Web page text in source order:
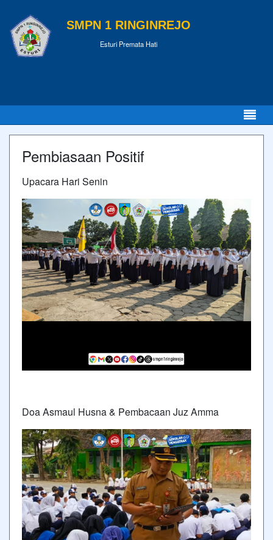
SMPN 1 RINGINREJO
Esturi Premata Hati
Pembiasaan Positif
Upacara Hari Senin
Doa Asmaul Husna & Pembacaan Juz Amma